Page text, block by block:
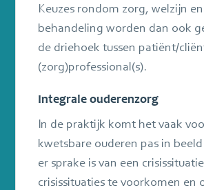
Keuzes rondom zorg, welzijn en
behandeling worden dan ook
de driehoek tussen patiënt/
(zorg)professional(s).
Integrale ouderenzorg
In de praktijk komt het vaak
kwetsbare ouderen pas in
er sprake is van een
crisissituaties te voorkomen en